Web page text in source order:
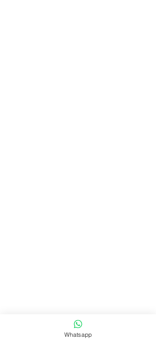
Whatsapp